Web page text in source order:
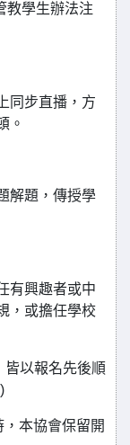
教學生辦法注
同步直播，方
。
解題，傳授學
有興趣者或中
，或擔任學校
皆以報名先後順
，本協會保留開